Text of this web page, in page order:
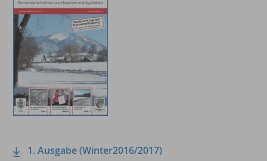
1. Ausgabe (Winter2016/2017)